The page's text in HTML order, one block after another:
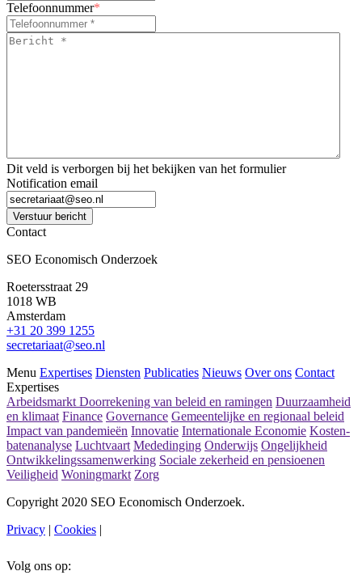
Telefoonnummer*
Bericht
Dit veld is verborgen bij het bekijken van het formulier
Notification email
Verstuur bericht
Contact
SEO Economisch Onderzoek
Roetersstraat 29
1018 WB
Amsterdam
+31 20 399 1255
secretariaat@seo.nl
Menu Expertises Diensten Publicaties Nieuws Over ons Contact
Expertises
Arbeidsmarkt Doorrekening van beleid en ramingen Duurzaamheid
en klimaat Finance Governance Gemeentelijke en regionaal beleid
Impact van pandemieën Innovatie Internationale Economie Kosten-
batenanalyse Luchtvaart Mededinging Onderwijs Ongelijkheid
Ontwikkelingssamenwerking Sociale zekerheid en pensioenen
Veiligheid Woningmarkt Zorg
Copyright 2020 SEO Economisch Onderzoek.
Privacy | Cookies |
Volg ons op: